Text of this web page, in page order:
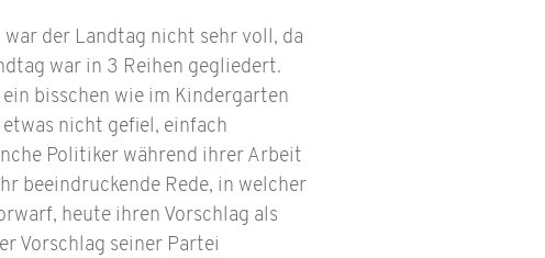
der Landtag nicht sehr voll, da
war in 3 Reihen gegliedert.
bisschen wie im Kindergarten
nicht gefiel, einfach
Politiker während ihrer Arbeit
beeindruckende Rede, in welcher
heute ihren Vorschlag als
Vorschlag seiner Partei